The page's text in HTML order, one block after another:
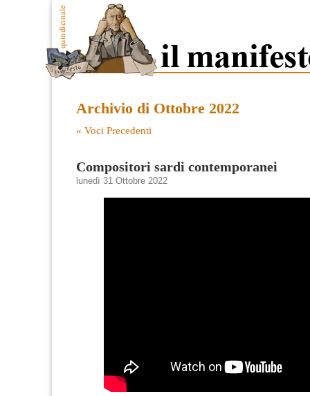
Archivio di Ottobre 2022
« Voci Precedenti
Compositori sardi contemporanei
lunedì 31 Ottobre 2022